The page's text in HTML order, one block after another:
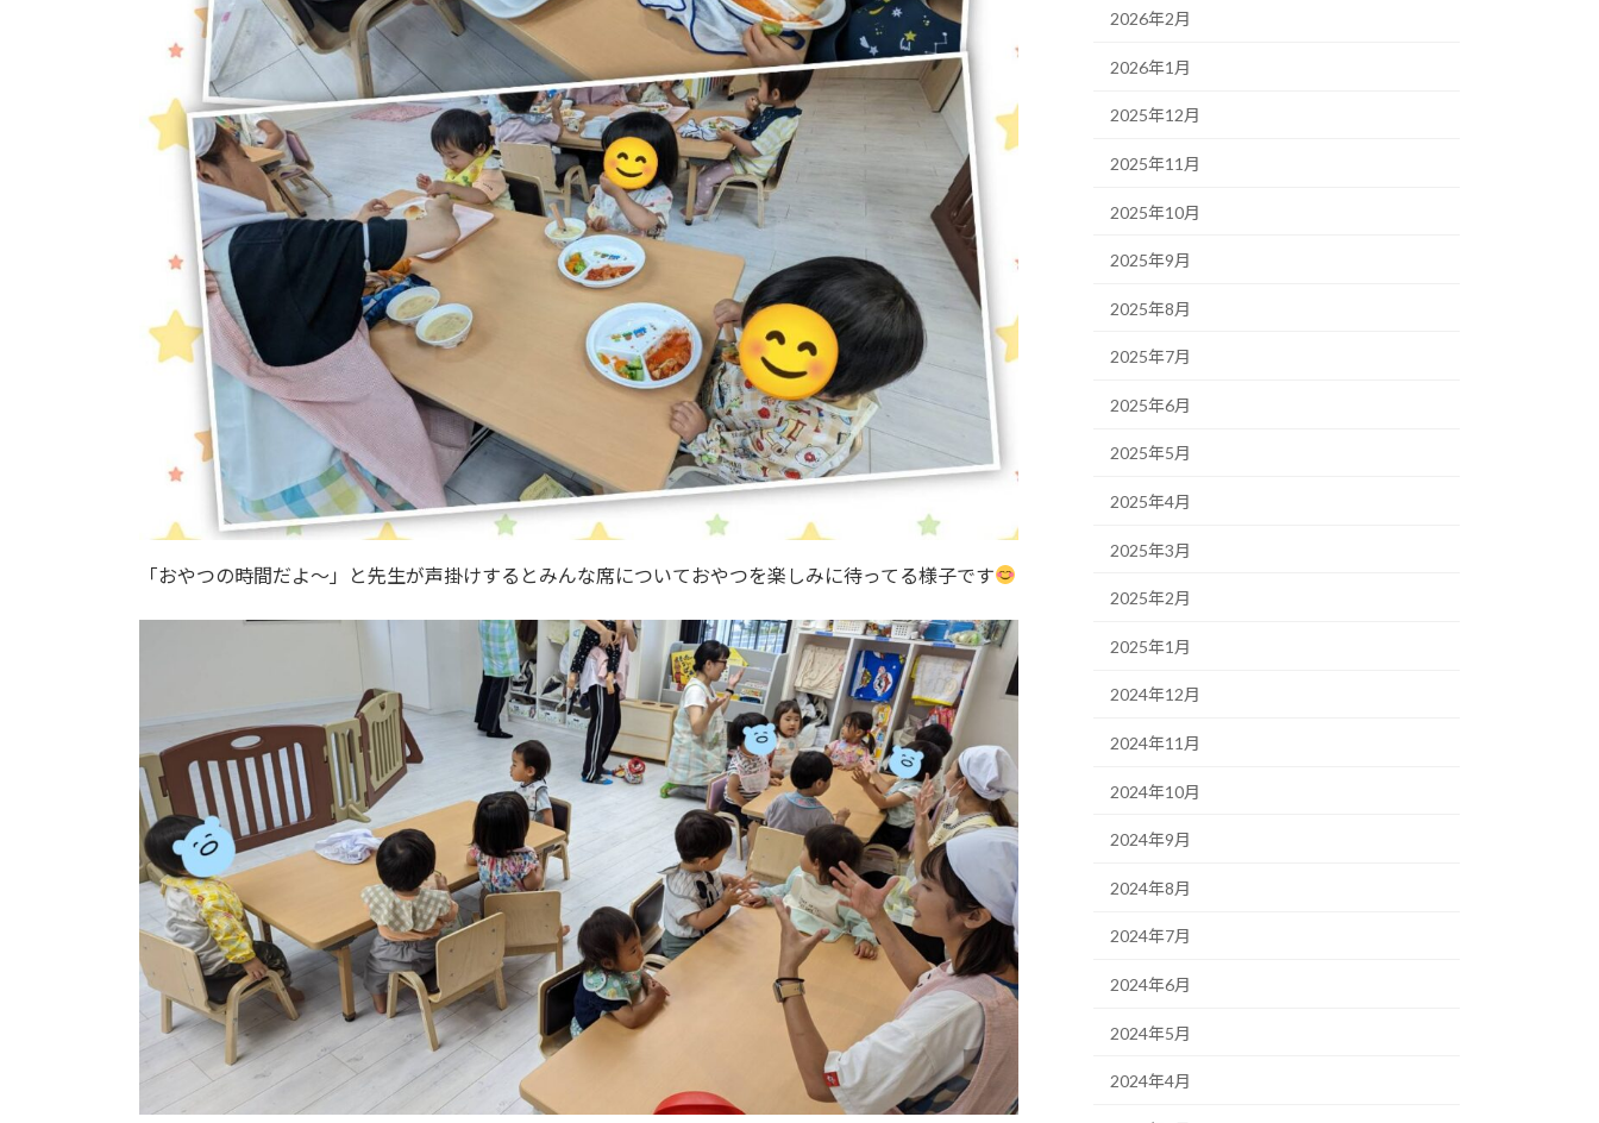
「おやつの時間だよ～」と先生が声掛けするとみんな席についておやつを楽しみに待ってる様子です
2026年2月
2026年1月
2025年12月
2025年11月
2025年10月
2025年9月
2025年8月
2025年7月
2025年6月
2025年5月
2025年4月
2025年3月
2025年2月
2025年1月
2024年12月
2024年11月
2024年10月
2024年9月
2024年8月
2024年7月
2024年6月
2024年5月
2024年4月